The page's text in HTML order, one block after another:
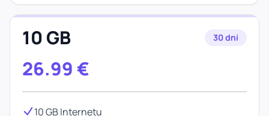
10 GB 30 dni
26.99 €
10 GB Internetu